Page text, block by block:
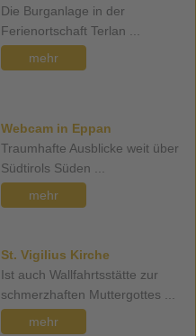
Die Burganlage in der
Ferienortschaft Terlan ...
mehr
Webcam in Eppan
Traumhafte Ausblicke weit über
Südtirols Süden ...
mehr
St. Vigilius Kirche
Ist auch Wallfahrtsstätte zur
schmerzhaften Muttergottes ...
mehr